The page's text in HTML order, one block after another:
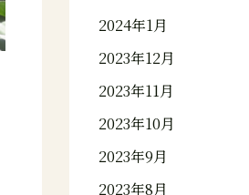
2024年1月
2023年12月
2023年11月
2023年10月
2023年9月
2023年8月